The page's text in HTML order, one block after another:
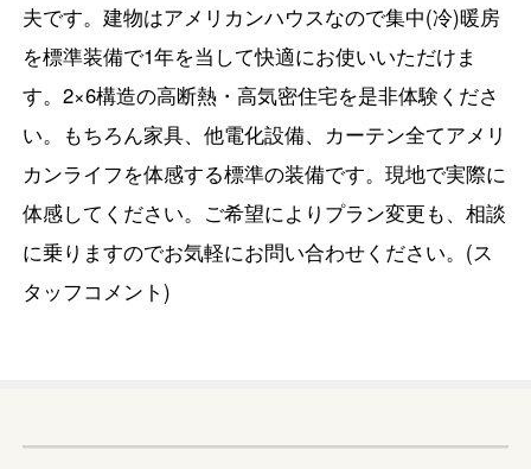
夫です。建物はアメリカンハウスなので集中(冷)暖房
を標準装備で1年を当して快適にお使いいただけま
す。2×6構造の高断熱・高気密住宅を是非体験くださ
い。もちろん家具、他電化設備、カーテン全てアメリ
カンライフを体感する標準の装備です。現地で実際に
体感してください。ご希望によりプラン変更も、相談
に乗りますのでお気軽にお問い合わせください。(ス
タッフコメント)